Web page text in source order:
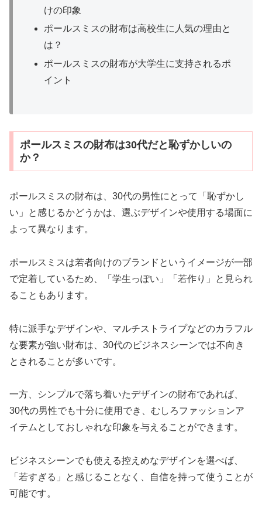
けの印象
ポールスミスの財布は高校生に人気の理由と
は？
ポールスミスの財布が大学生に支持されるポ
イント
ポールスミスの財布は30代だと恥ずかしいの
か？
ポールスミスの財布は、30代の男性にとって「恥ずかし
い」と感じるかどうかは、選ぶデザインや使用する場面に
よって異なります。
ポールスミスは若者向けのブランドというイメージが一部
で定着しているため、「学生っぽい」「若作り」と見られ
ることもあります。
特に派手なデザインや、マルチストライプなどのカラフル
な要素が強い財布は、30代のビジネスシーンでは不向き
とされることが多いです。
一方、シンプルで落ち着いたデザインの財布であれば、
30代の男性でも十分に使用でき、むしろファッションア
イテムとしておしゃれな印象を与えることができます。
ビジネスシーンでも使える控えめなデザインを選べば、
「若すぎる」と感じることなく、自信を持って使うことが
可能です。